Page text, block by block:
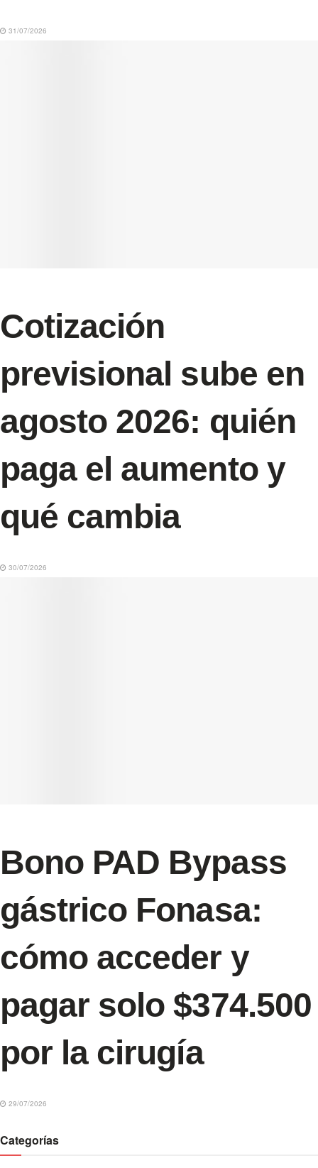
31/07/2026
Cotización
previsional sube en
agosto 2026: quién
paga el aumento y
qué cambia
30/07/2026
Bono PAD Bypass
gástrico Fonasa:
cómo acceder y
pagar solo $374.500
por la cirugía
29/07/2026
Categorías